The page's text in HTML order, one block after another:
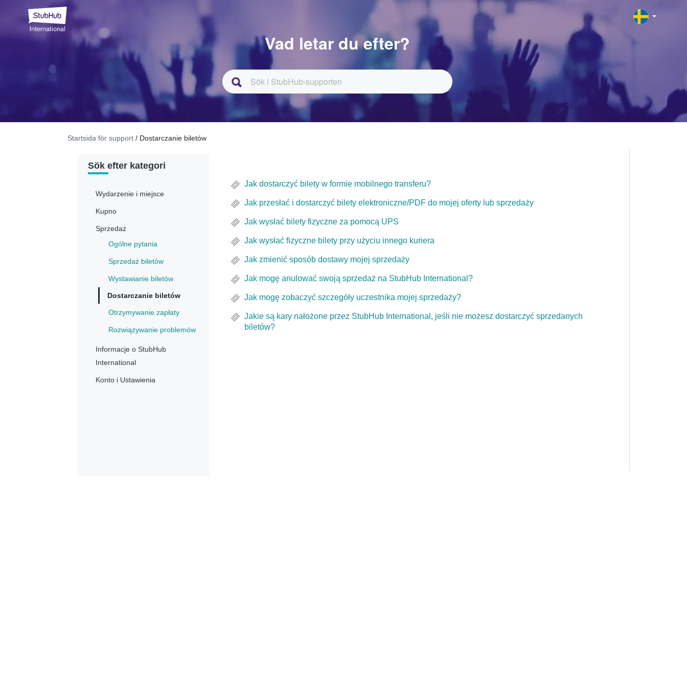
Vad letar du efter?
Startsida för support / Dostarczanie biletów
Sök efter kategori
Wydarzenie i miejsce
Kupno
Sprzedaż
Ogólne pytania
Sprzedaż biletów
Wystawianie biletów
Dostarczanie biletów
Otrzymywanie zapłaty
Rozwiązywanie problemów
Informacje o StubHub
International
Konto i Ustawienia
Jak dostarczyć bilety w formie mobilnego transferu?
Jak przesłać i dostarczyć bilety elektroniczne/PDF do mojej oferty lub sprzedaży
Jak wysłać bilety fizyczne za pomocą UPS
Jak wysłać fizyczne bilety przy użyciu innego kuriera
Jak zmienić sposób dostawy mojej sprzedaży
Jak mogę anulować swoją sprzedaż na StubHub International?
Jak mogę zobaczyć szczegóły uczestnika mojej sprzedaży?
Jakie są kary nałożone przez StubHub International, jeśli nie możesz dostarczyć sprzedanych
biletów?